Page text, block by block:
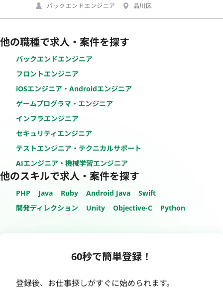
バックエンドエンジニア
品川区
他の職種で求人・案件を探す
バックエンドエンジニア
フロントエンジニア
iOSエンジニア・Androidエンジニア
ゲームプログラマ・エンジニア
インフラエンジニア
セキュリティエンジニア
テストエンジニア・テクニカルサポート
AIエンジニア・機械学習エンジニア
他のスキルで求人・案件を探す
PHP Java Ruby Android Java
Swift
開発ディレクション
Unity Objective-C Python
60秒で簡単登録！
登録後、お仕事探しがすぐに始められます。